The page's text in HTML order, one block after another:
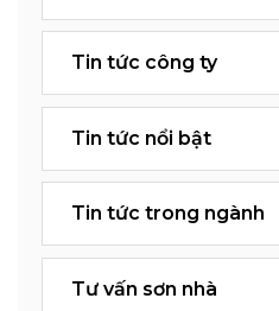
Tin tức công ty
Tin tức nổi bật
Tin tức trong ngành
Tư vấn sơn nhà